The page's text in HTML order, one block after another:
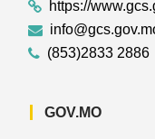
https://
(853)2833 2886
GOV.MO